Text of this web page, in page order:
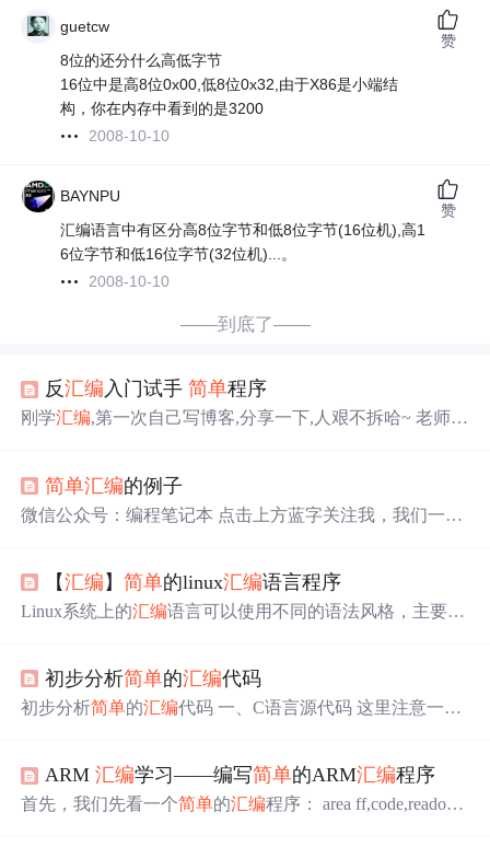
guetcw
8位的还分什么高低字节
16位中是高8位0x00,低8位0x32,由于X86是小端结
构，你在内存中看到的是3200
2008-10-10
赞
BAYNPU
汇编语言中有区分高8位字节和低8位字节(16位机),高1
6位字节和低16位字节(32位机)...。
2008-10-10
赞
——到底了——
反汇编入门试手简单程序
刚学汇编,第一次自己写博客,分享一下,人艰不拆哈~ 老师为
断输入 也不懂什么反
件的u命令进行破解 听说高手都是在dos窗口下进行反汇编
文件
简单汇编的例子
微信公众号：编程笔记本 点击上方蓝字关注我，我们一起
新，今天偶然得闲，想着给自己再记点笔记，也跟大家分
享一下我最近在学的东西。 今天要分享的是 Linux 核心编
享一小段汇编代码以及完整的图示。才疏学浅，不足之处
欢迎私信斧正。 哈撒给！ 首先我们先来写一段简单的 C
代码（main.c）： int g(i
【汇编 】简单的linux汇编语言程序
Linux系统上的汇编语言可以使用不同的语法风格，主要包
则不同，不使用冒号而是用括号来区分不同的寄存器角
色。中，可以设置断点，运行程序，逐步执行指令，并且
位）。：Intel语法以"目标, 源"的顺序，而AT&T语法则相
反，采用"源, 目标"。
初步分析简单的汇编代码
初步分析简单的汇编代码 一、C语言源代码 这里注意一
供一段简单
的C语言代码 #include<stdio.h> int getsum(int x) {
int sum=0,i; for(i=0;i<x;i++) sum+=i; return sum; } int main() { i
ARM汇编学习——编写简单的ARM汇编程序
首先，我们先看一个简单的汇编程序： area ff,code,readonly